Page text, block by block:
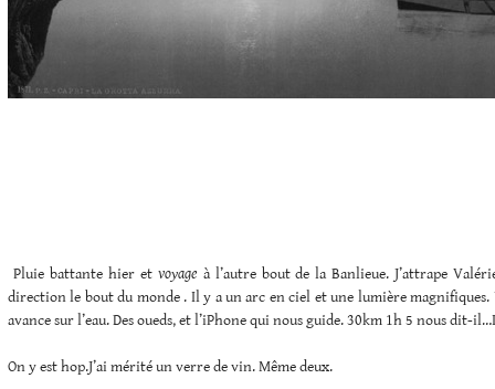
Pluie battante hier et voyage à l’autre bout de la Banlieue. J’attrape
direction le bout du monde . Il y a un arc en ciel et une lumière magnifiques.
avance sur l’eau. Des oueds, et l’iPhone qui nous guide. 30km 1h 5 nous dit-
On y est hop.J’ai mérité un verre de vin. Même deux.